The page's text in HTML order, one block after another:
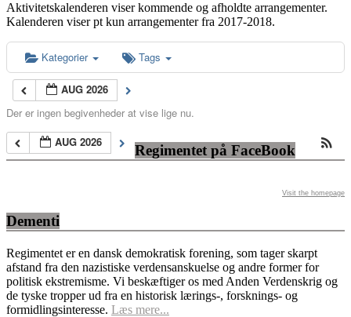
Aktivitetskalenderen viser kommende og afholdte arrangementer.
Kalenderen viser pt kun arrangementer fra 2017-2018.
Kategorier Tags
AUG 2026
Der er ingen begivenheder at vise lige nu.
AUG 2026
Regimentet på FaceBook
Visit the homepage
Dementi
Regimentet er en dansk demokratisk forening, som tager skarpt
afstand fra den nazistiske verdensanskuelse og andre former for
politisk ekstremisme. Vi beskæftiger os med Anden Verdenskrig og
de tyske tropper ud fra en historisk lærings-, forsknings- og
formidlingsinteresse. Læs mere...